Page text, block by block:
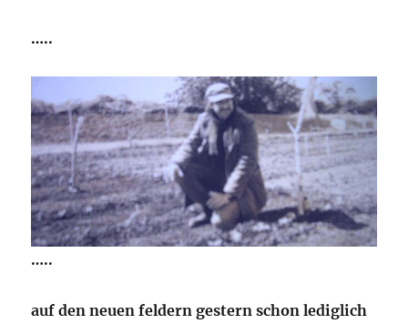
…..
…..
auf den neuen feldern gestern schon lediglich